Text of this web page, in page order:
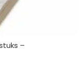
–